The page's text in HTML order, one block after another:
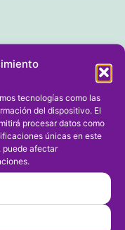
tecnologías como las
del dispositivo. El
procesar datos como
únicas en este
puede afectar